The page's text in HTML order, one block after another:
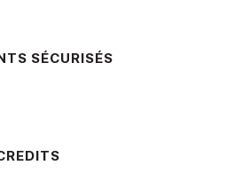
SÉCURISÉS